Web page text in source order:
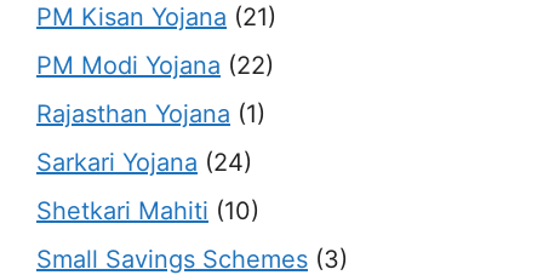
PM Kisan Yojana (21)
PM Modi Yojana (22)
Rajasthan Yojana (1)
Sarkari Yojana (24)
Shetkari Mahiti (10)
Small Savings Schemes (3)